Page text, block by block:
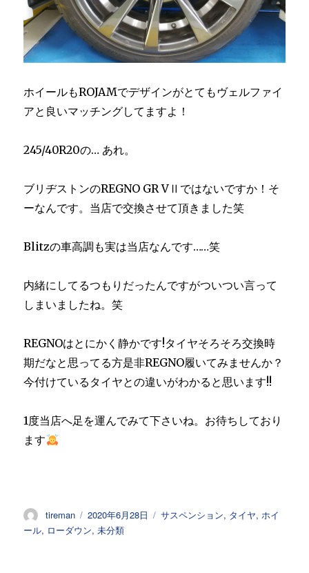
ホイールもROJAMでデザインがとてもヴェルファイ
アと良いマッチングしてますよ！
245/40R20の… あれ。
ブリヂストンのREGNO GR VⅡではないですか！そ
ーなんです。当店で交換させて頂きました笑
Blitzの車高調も実は当店なんです……笑
内緒にしてるつもりだったんですがついつい言って
しまいましたね。笑
REGNOはとにかく静かです!タイヤそろそろ交換時
期だなと思ってる方是非REGNO履いてみませんか？
今付けているタイヤとの違いがわかると思います!!
1度当店へ足を運んでみて下さいね。お待ちしており
ます
投
稿
tireman
投
稿
2020年6月28日
カ
サスペンション, タイヤ,ホイ
ール, ローダウン,未分類